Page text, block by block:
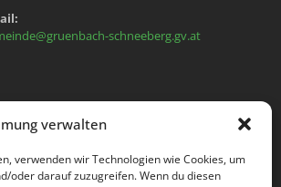
verwalten
verwenden wir Technologien wie Cookies, um
oder darauf zuzugreifen. Wenn du diesen
schneeberg.gv.at